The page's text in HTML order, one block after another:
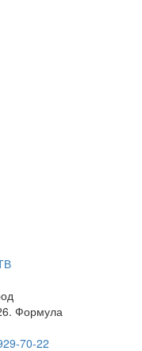
Формула
70-22